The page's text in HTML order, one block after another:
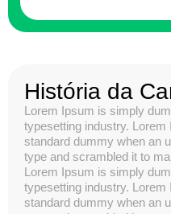
História da
Lorem Ipsum is simply
typesetting industry.
standard dummy when an
type and scrambled it to
Lorem Ipsum is simply
typesetting industry.
standard dummy when an